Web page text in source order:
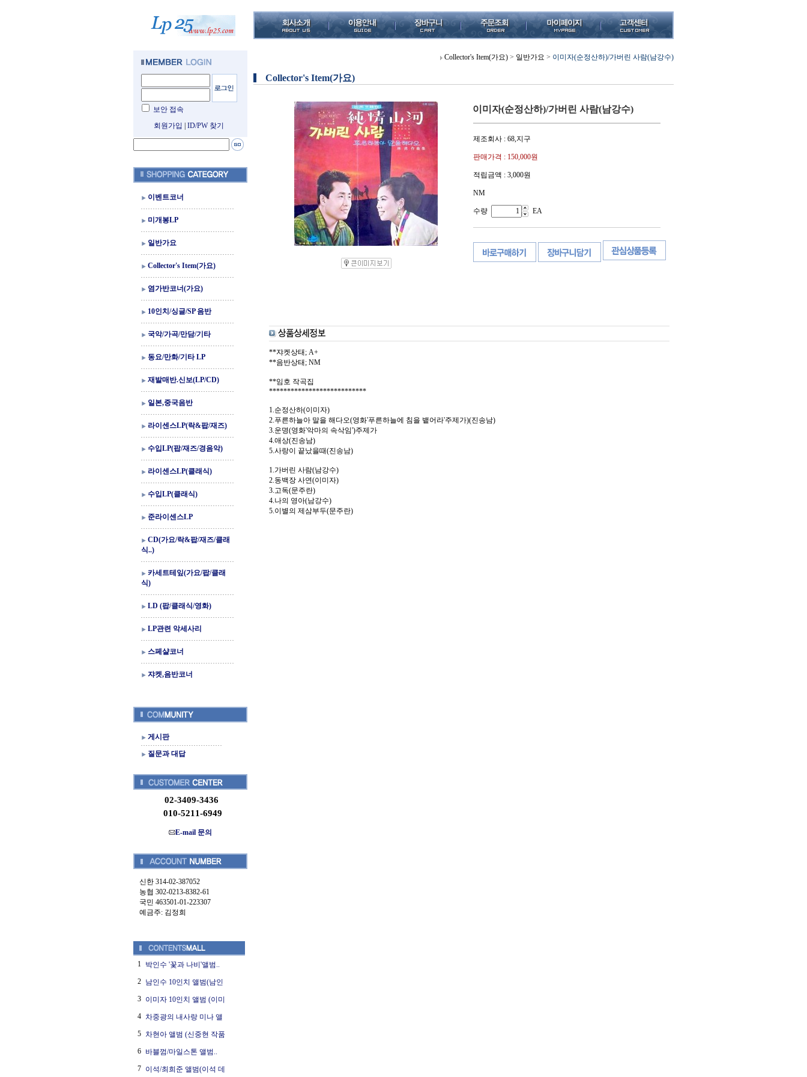
보안 접속
회원가입
ID/PW 찾기
이벤트코너
미개봉LP
일반가요
Collector's Item(가요)
염가반코너(가요)
10인치/싱글/SP 음반
국악/가곡/만담/기타
동요/만화/기타 LP
재발매반.신보(LP/CD)
일본,중국음반
라이센스LP(락&팝/재즈)
수입LP(팝/재즈/경음악)
라이센스LP(클래식)
수입LP(클래식)
준라이센스LP
CD(가요/락&팝/재즈/클래
식..)
카세트테잎(가요/팝/클래
식)
LD (팝/클래식/영화)
LP관련 악세사리
스페샬코너
쟈켓,음반코너
게시판
질문과 대답
02-3409-3436
010-5211-6949
E-mail 문의
신한 314-02-387052
농협 302-0213-8382-61
국민 463501-01-223307
예금주: 김정희
1 박인수 '꽃과 나비'앨범..
2 남인수 10인치 앨범(남인
3 이미자 10인치 앨범 (이미
4 차중광의 내사랑 미나 앨
5 차현아 앨범 (신중현 작품
6 바블껌/마일스톤 앨범..
7 이석/최희준 앨범(이석 데
Collector's Item(가요) > 일반가요 > 이미자(순정산하)/가버린 사람(남강수)
Collector's Item(가요)
이미자(순정산하)/가버린 사람(남강수)
제조회사 : 68,지구
판매가격 : 150,000원
적립금액 : 3,000원
NM
수량 EA
**쟈켓상태; A+
**음반상태; NM
**임호 작곡집
***************************
1.순정산하(이미자)
2.푸른하늘아 말을 해다오(영화'푸른하늘에 침을 뱉어라'주제가)(진송남)
3.운명(영화'악마의 속삭임')주제가
4.애상(진송남)
5.사랑이 끝났을때(진송남)
1.가버린 사람(남강수)
2.동백장 사연(이미자)
3.고독(문주란)
4.나의 영아(남강수)
5.이별의 제삼부두(문주란)